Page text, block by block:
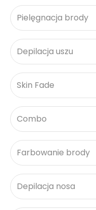
Pielęgnacja brody
Depilacja uszu
Skin Fade
Combo
Farbowanie brody
Depilacja nosa